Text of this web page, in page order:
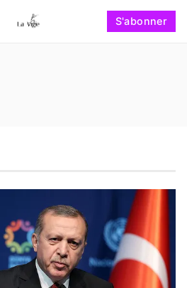
S'abonner